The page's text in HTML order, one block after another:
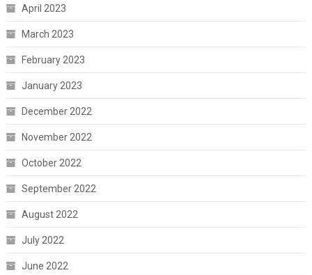
April 2023
March 2023
February 2023
January 2023
December 2022
November 2022
October 2022
September 2022
August 2022
July 2022
June 2022